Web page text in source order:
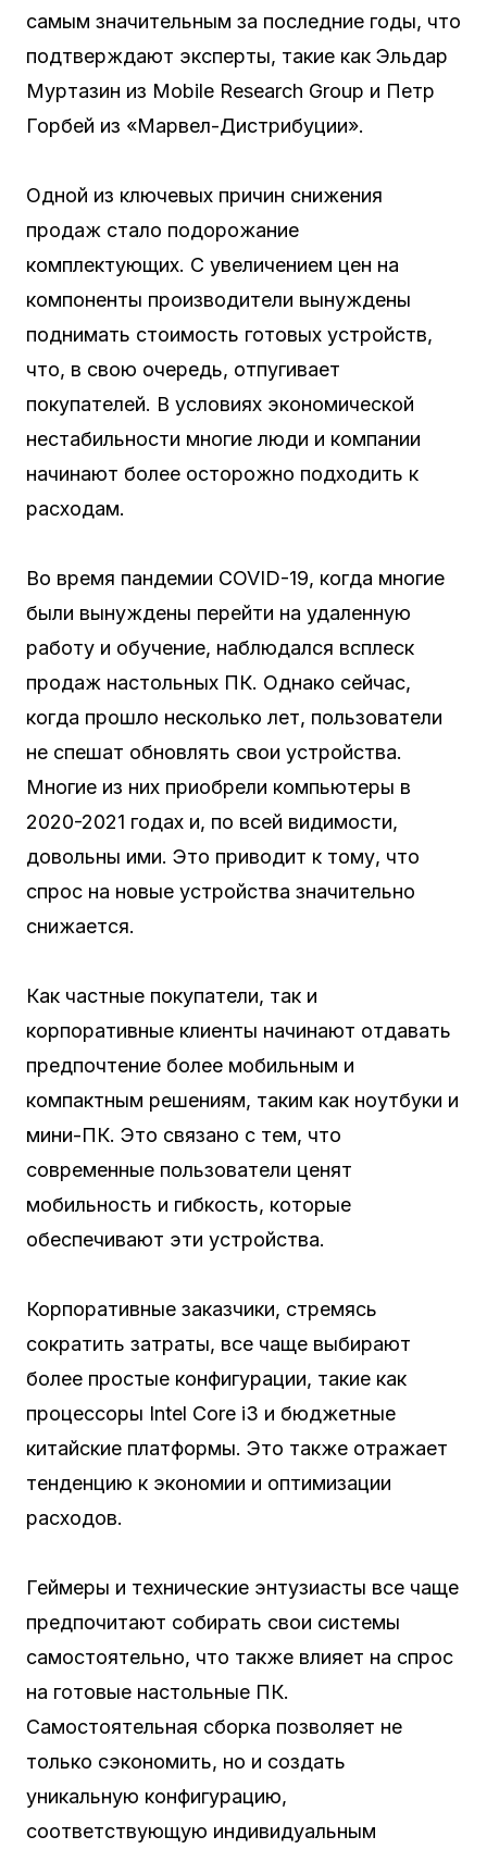
самым значительным за последние годы, что
подтверждают эксперты, такие как Эльдар
Муртазин из Mobile Research Group и Петр
Горбей из «Марвел-Дистрибуции».
Одной из ключевых причин снижения
продаж стало подорожание
комплектующих. С увеличением цен на
компоненты производители вынуждены
поднимать стоимость готовых устройств,
что, в свою очередь, отпугивает
покупателей. В условиях экономической
нестабильности многие люди и компании
начинают более осторожно подходить к
расходам.
Во время пандемии COVID-19, когда многие
были вынуждены перейти на удаленную
работу и обучение, наблюдался всплеск
продаж настольных ПК. Однако сейчас,
когда прошло несколько лет, пользователи
не спешат обновлять свои устройства.
Многие из них приобрели компьютеры в
2020-2021 годах и, по всей видимости,
довольны ими. Это приводит к тому, что
спрос на новые устройства значительно
снижается.
Как частные покупатели, так и
корпоративные клиенты начинают отдавать
предпочтение более мобильным и
компактным решениям, таким как ноутбуки и
мини-ПК. Это связано с тем, что
современные пользователи ценят
мобильность и гибкость, которые
обеспечивают эти устройства.
Корпоративные заказчики, стремясь
сократить затраты, все чаще выбирают
более простые конфигурации, такие как
процессоры Intel Core i3 и бюджетные
китайские платформы. Это также отражает
тенденцию к экономии и оптимизации
расходов.
Геймеры и технические энтузиасты все чаще
предпочитают собирать свои системы
самостоятельно, что также влияет на спрос
на готовые настольные ПК.
Самостоятельная сборка позволяет не
только сэкономить, но и создать
уникальную конфигурацию,
соответствующую индивидуальным